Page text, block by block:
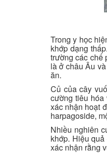
Trong y học
khớp dạng
trường các chế
là ở châu Âu
ăn.
Củ của cây
cường tiêu hóa
xác nhận hoạt
harpagoside,
Nhiều nghiên
khớp. Hiệu
xác nhận rằng